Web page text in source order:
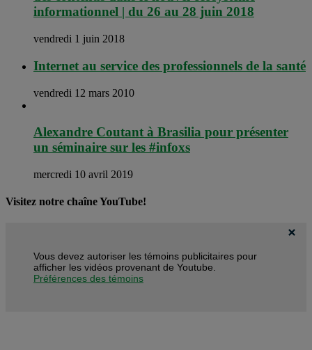
informationnel | du 26 au 28 juin 2018
vendredi 1 juin 2018
Internet au service des professionnels de la santé
vendredi 12 mars 2010
Alexandre Coutant à Brasilia pour présenter
un séminaire sur les #infoxs
mercredi 10 avril 2019
Visitez notre chaîne YouTube!
Vous devez autoriser les témoins publicitaires pour
afficher les vidéos provenant de Youtube.
Préférences des témoins